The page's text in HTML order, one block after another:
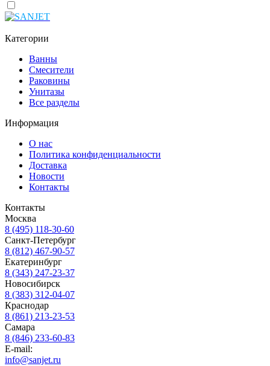
Категории
Ванны
Смесители
Раковины
Унитазы
Все разделы
Информация
О нас
Политика конфиденциальности
Доставка
Новости
Контакты
Контакты
Москва
8 (495) 118-30-60
Санкт-Петербург
8 (812) 467-90-57
Екатеринбург
8 (343) 247-23-37
Новосибирск
8 (383) 312-04-07
Краснодар
8 (861) 213-23-53
Самара
8 (846) 233-60-83
E-mail:
info@sanjet.ru